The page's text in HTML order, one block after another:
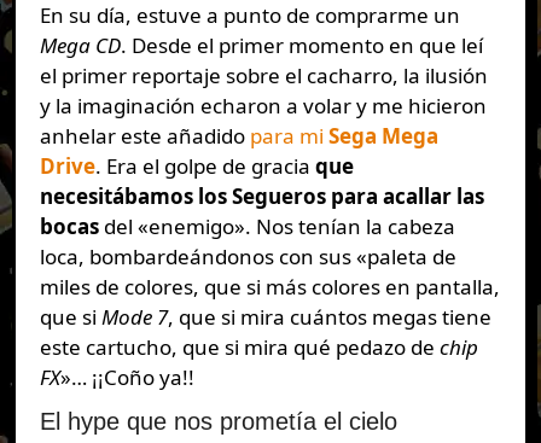
En su día, estuve a punto de comprarme un
Mega CD. Desde el primer momento en que leí
el primer reportaje sobre el cacharro, la ilusión
y la imaginación echaron a volar y me hicieron
anhelar este añadido para mi Sega Mega
Drive. Era el golpe de gracia que
necesitábamos los Segueros para acallar las
bocasdel «enemigo». Nos tenían la cabeza
loca, bombardeándonos con sus «paleta de
miles de colores, que si más colores en pantalla,
que si Mode 7, que si mira cuántos megas tiene
este cartucho, que si mira qué pedazo de chip
FX»… ¡¡Coño ya!!
El hype que nos prometía el cielo